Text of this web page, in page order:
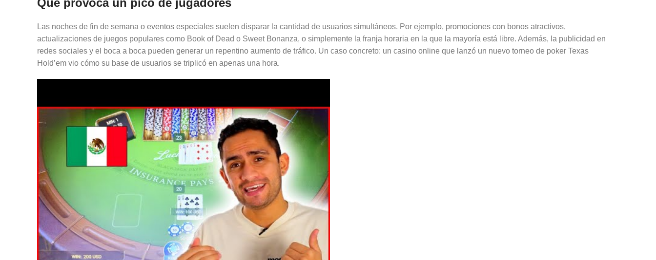
Qué provoca un pico de jugadores
Las noches de fin de semana o eventos especiales suelen disparar la cantidad de usuarios simultáneos. Por ejemplo, promociones con bonos atractivos,
actualizaciones de juegos populares como Book of Dead o Sweet Bonanza, o simplemente la franja horaria en la que la mayoría está libre. Además, la publicidad en
redes sociales y el boca a boca pueden generar un repentino aumento de tráfico. Un caso concreto: un casino online que lanzó un nuevo torneo de poker Texas
Hold’em vio cómo su base de usuarios se triplicó en apenas una hora.